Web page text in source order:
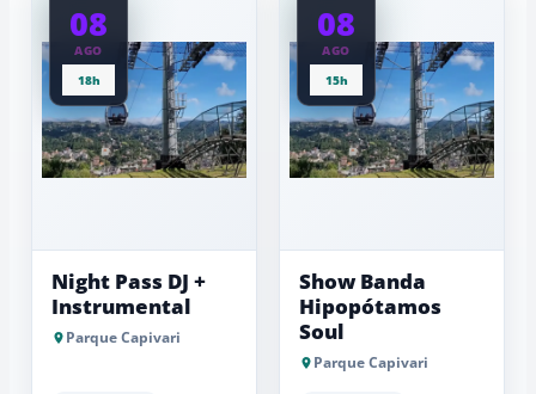
08
AGO
18h
Night Pass DJ +
Instrumental
Parque Capivari
08
AGO
15h
Show Banda
Hipopótamos
Soul
Parque Capivari